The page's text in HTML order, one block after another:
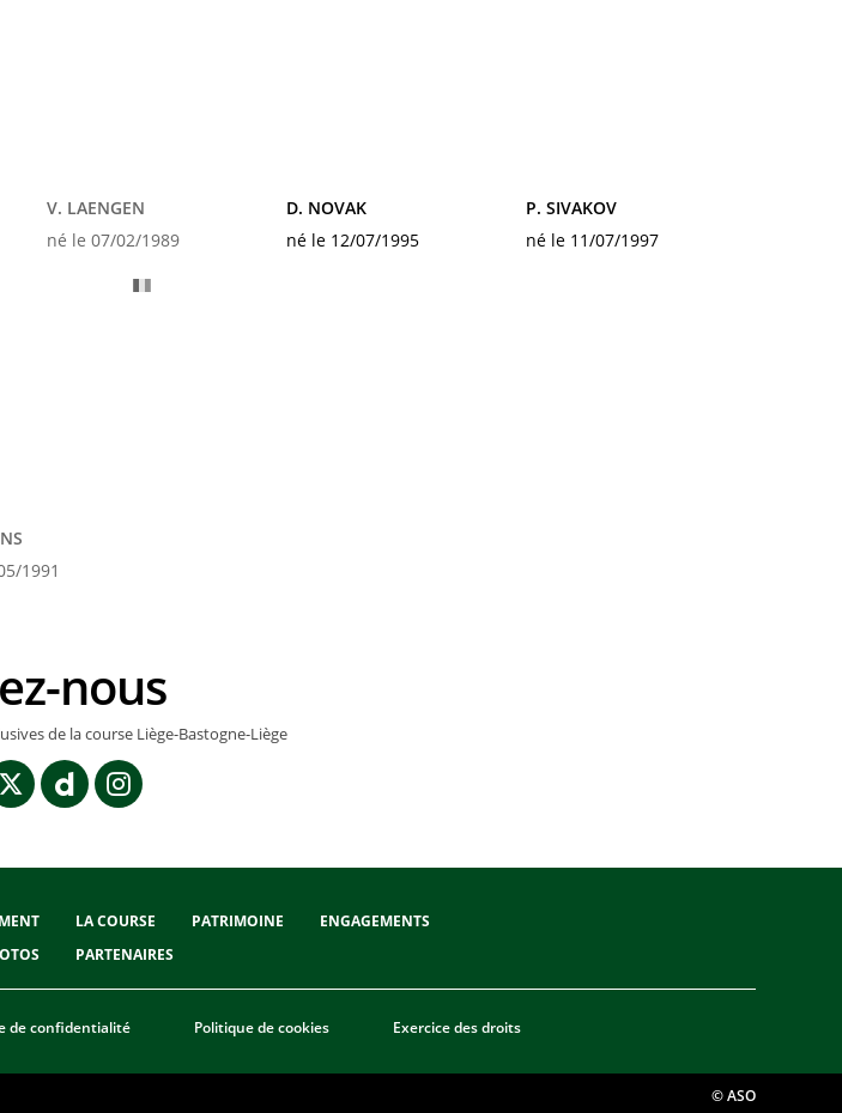
V. LAENGEN
né le 07/02/1989
D. NOVAK
né le 12/07/1995
P. SIVAKOV
né le 11/07/1997
1991
nous
de la course Liège-Bastogne-Liège
LA COURSE PATRIMOINE
ENGAGEMENTS
PARTENAIRES
de confidentialité Politique de cookies Exercice des droits
© ASO